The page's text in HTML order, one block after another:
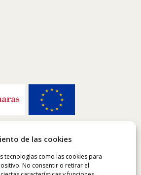
de las cookies
tecnologías como las cookies para
No consentir o retirar el